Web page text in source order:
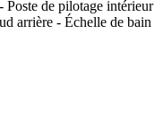
Poste de pilotage intérieur
arrière - Échelle de bain